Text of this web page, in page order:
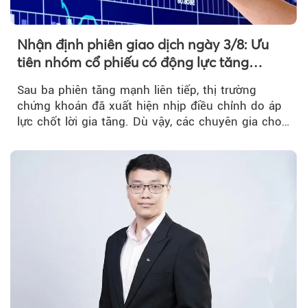
Nhận định phiên giao dịch ngày 3/8: Ưu
tiên nhóm cổ phiếu có động lực tăng
Sau ba phiên tăng mạnh liên tiếp, thị trường
chứng khoán đã xuất hiện nhịp điều chỉnh do áp
lực chốt lời gia tăng. Dù vậy, các chuyên gia cho